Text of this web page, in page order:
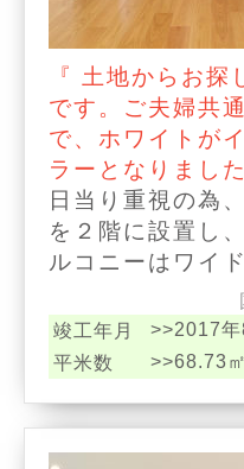
『 土地からお探
です。ご夫婦共
で、ホワイトが
ラーとなりまし
日当り重視の為
を２階に設置し
ルコニーはワイ
竣工年月
>>2017年
平米数
>>68.73